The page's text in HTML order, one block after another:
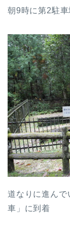
朝9時に第2駐車
道なりに進んで
車」に到着